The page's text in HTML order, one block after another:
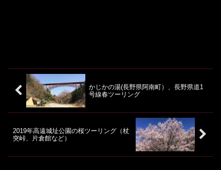
かじかの湯(長野県阿南町）、長野県道1
号線春ツーリング
2019年高遠城址公園の桜ツーリング（杖
突峠、片倉館など）